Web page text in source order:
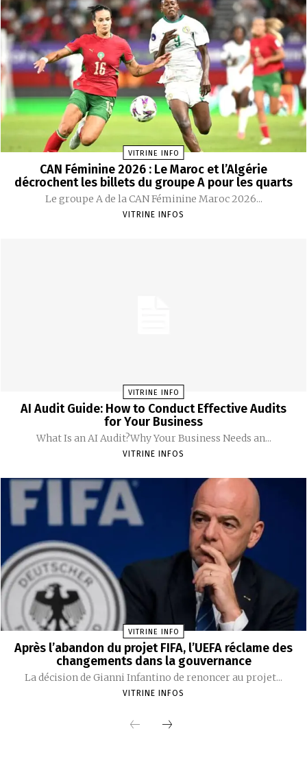
VITRINE INFO
CAN Féminine 2026 : Le Maroc et l’Algérie
décrochent les billets du groupe A pour les quarts
Le groupe A de la CAN Féminine Maroc 2026...
VITRINE INFOS
VITRINE INFO
AI Audit Guide: How to Conduct Effective Audits
for Your Business
What Is an AI Audit?Why Your Business Needs an...
VITRINE INFOS
VITRINE INFO
Après l’abandon du projet FIFA, l’UEFA réclame des
changements dans la gouvernance
La décision de Gianni Infantino de renoncer au projet...
VITRINE INFOS